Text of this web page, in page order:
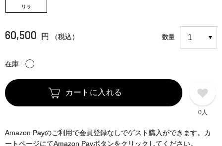
リラ
60,500 円 （税込） 数量
在庫 〇
カートに入れる
0人
Amazon Payのご利用で会員登録なしでゲスト購入ができます。カ
ートページにてAmazon Payボタンをクリックしてください。